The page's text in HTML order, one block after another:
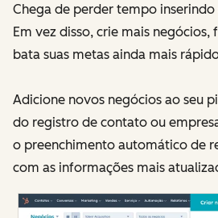
Chega de perder tempo
Em vez disso, crie mais negócios,
bata suas metas ainda mais
Adicione novos negócios ao seu
do registro de contato ou
o preenchimento automático de
com as informações mais